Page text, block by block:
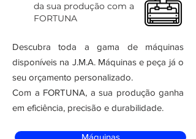
da sua produção com a
FORTUNA
Descubra toda a gama de máquinas
disponíveis na J.M.A. Máquinas e peça já o
seu orçamento personalizado.
Com a FORTUNA, a sua produção ganha
em eficiência, precisão e durabilidade.
Máquinas